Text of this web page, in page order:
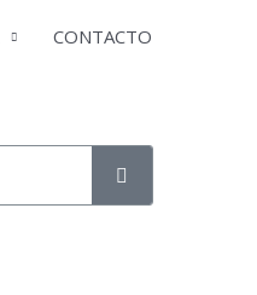
CONTACTO